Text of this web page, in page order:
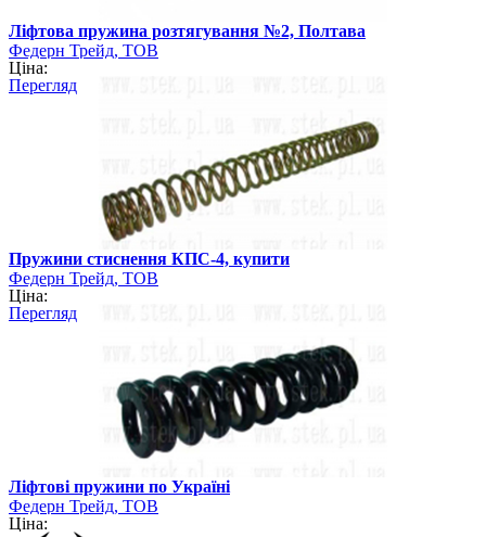
Ліфтова пружина розтягування №2, Полтава
Федерн Трейд, ТОВ
Ціна:
Перегляд
Пружини стиснення КПС-4, купити
Федерн Трейд, ТОВ
Ціна:
Перегляд
Ліфтові пружини по Україні
Федерн Трейд, ТОВ
Ціна: